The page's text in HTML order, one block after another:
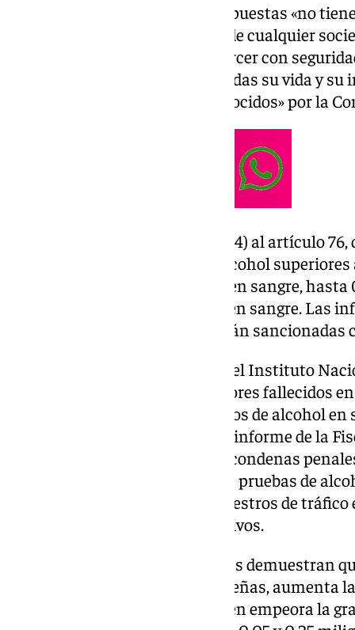
Según los socialistas, estas propuestas «no
que persiguen, como es propio de cualquier
que sus ciudadanos puedan ejercer con
circulación sin ver comprometidas su vida y
derechos fundamentales reconocidos» por la
el párrafo z4) al artículo
graves conducir con tasas de alcohol
espirado o 0,2 gramos por litro en sangre,
espirado o 0,5 gramos por litro en sangre. Las
alcohol exceda la permitida serán sancionadas
En España, según un informe del Instituto
Forenses, el 33% de los conductores fallecidos
presentaban resultados positivos de alcohol en
peatones fallecidos. Según otro informe de la
año 2023 se registraron 50.071 condenas
de alcohol. Por otra parte, en las pruebas de
conductores implicados en siniestros de
el 5,61% dieron resultados positivos.
«Las investigaciones disponibles demuestran
cantidades relativamente pequeñas, aumenta
produzca un accidente y también empeora la